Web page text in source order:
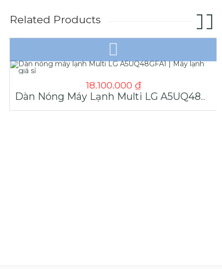
Related Products
18.100.000 ₫
Dàn Nóng Máy Lạnh Multi LG A5UQ48GFA1 | Máy Lạnh Giá Sỉ